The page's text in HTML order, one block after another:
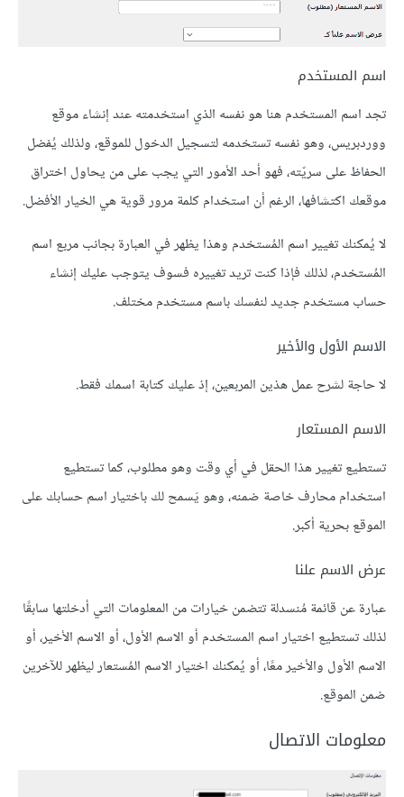
اسم المستخدم
تجد اسم المستخدم هنا هو نفسه الذي استخدمته عند إنشاء موقع
ووردبريس، وهو نفسه تستخدمه لتسجيل الدخول للموقع، ولذلك يُفضل
الحفاظ على سريّته، فهو أحد الأمور التي يجب على من يحاول اختراق
موقعك اكتشافها، الرغم أن استخدام كلمة مرور قوية هي الخيار الأفضل.
لا يُمكنك تغيير اسم المُستخدم وهذا يظهر في العبارة بجانب مربع اسم
المُستخدم، لذلك فإذا كنت تريد تغييره فسوف يتوجب عليك إنشاء
حساب مستخدم جديد لنفسك باسم مستخدم مختلف.
الاسم الأول والأخير
لا حاجة لشرح عمل هذين المربعين، إذ عليك كتابة اسمك فقط.
الاسم المستعار
تستطيع تغيير هذا الحقل في أي وقت وهو مطلوب، كما تستطيع
استخدام محارف خاصة ضمنه، وهو يَسمح لك باختيار اسم حسابك على
الموقع بحرية أكبر.
عرض الاسم علنا
عبارة عن قائمة مُنسدلة تتضمن خيارات من المعلومات التي أدخلتها سابقًا
لذلك تستطيع اختيار اسم المستخدم أو الاسم الأول، أو الاسم الأخير، أو
الاسم الأول والأخير معًا، أو يُمكنك اختيار الاسم المُستعار ليظهر للآخرين
ضمن الموقع.
معلومات الاتصال